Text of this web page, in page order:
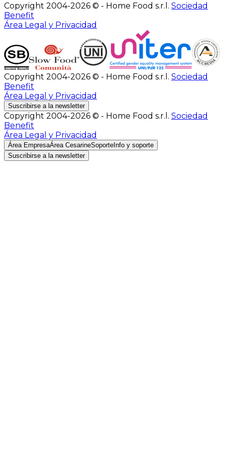
Copyright 2004-2026 © - Home Food s.r.l. Sociedad
Benefit
Área Legal y Privacidad
Copyright 2004-2026 © - Home Food s.r.l. Sociedad
Benefit
Área Legal y Privacidad
Suscribirse a la newsletter
Copyright 2004-2026 © - Home Food s.r.l. Sociedad
Benefit
Área Legal y Privacidad
Área EmpresaÁrea CesarineSoporte Info y soporte
Suscribirse a la newsletter